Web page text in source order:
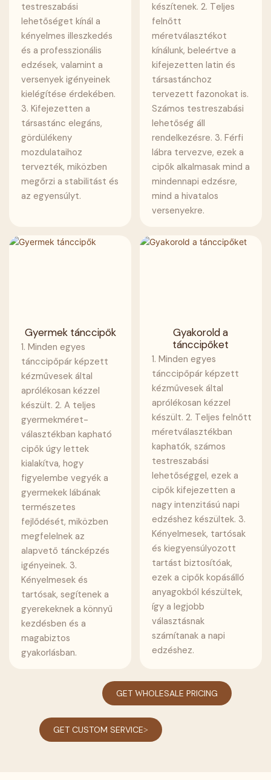
testreszabási
lehetőséget kínál a
kényelmes illeszkedés
és a professzionális
edzések, valamint a
versenyek igényeinek
kielégítése érdekében.
3. Kifejezetten a
társastánc elegáns,
gördülékeny
mozdulataihoz
tervezték, miközben
megőrzi a stabilitást és
az egyensúlyt.
készítenek. 2. Teljes
felnőtt
méretválasztékot
kínálunk, beleértve a
kifejezetten latin és
társastánchoz
tervezett fazonokat is.
Számos testreszabási
lehetőség áll
rendelkezésre. 3. Férfi
lábra tervezve, ezek a
cipők alkalmasak mind a
mindennapi edzésre,
mind a hivatalos
versenyekre.
Gyermek tánccipők
1. Minden egyes
tánccipőpár képzett
kézművesek által
aprólékosan kézzel
készült. 2. A teljes
gyermekméret-
választékban kapható
cipők úgy lettek
kialakítva, hogy
figyelembe vegyék a
gyermekek lábának
természetes
fejlődését, miközben
megfelelnek az
alapvető táncképzés
igényeinek. 3.
Kényelmesek és
tartósak, segítenek a
gyerekeknek a könnyű
kezdésben és a
magabiztos
gyakorlásban.
Gyakorold a
tánccipőket
1. Minden egyes
tánccipőpár képzett
kézművesek által
aprólékosan kézzel
készült. 2. Teljes felnőtt
méretválasztékban
kaphatók, számos
testreszabási
lehetőséggel, ezek a
cipők kifejezetten a
nagy intenzitású napi
edzéshez készültek. 3.
Kényelmesek, tartósak
és kiegyensúlyozott
tartást biztosítóak,
ezek a cipők kopásálló
anyagokból készültek,
így a legjobb
választásnak
számítanak a napi
edzéshez.
GET WHOLESALE PRICING
GET CUSTOM SERVICE>